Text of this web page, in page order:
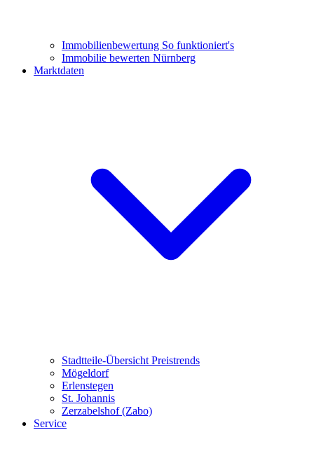
Immobilienbewertung So funktioniert's
Immobilie bewerten Nürnberg
Marktdaten
Stadtteile-Übersicht Preistrends
Mögeldorf
Erlenstegen
St. Johannis
Zerzabelshof (Zabo)
Service